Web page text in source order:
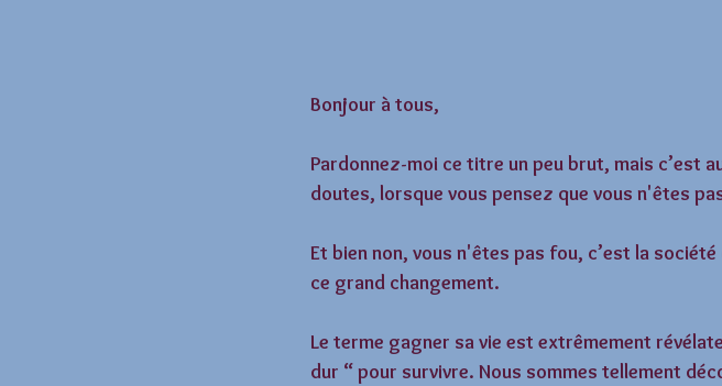
Bonjour à tous,
Pardonnez-moi ce titre un peu brut, mais c’est
doutes, lorsque vous pensez que vous n'êtes
Et bien non, vous n'êtes pas fou, c’est la
ce grand changement.
Le terme gagner sa vie est extrêmement
dur “ pour survivre. Nous sommes tellement